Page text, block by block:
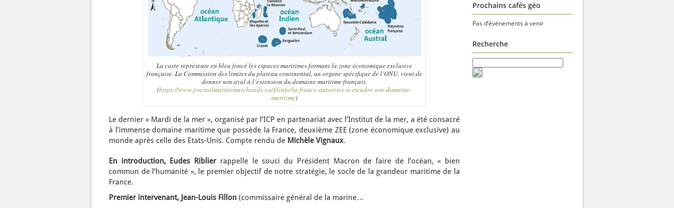
La carte représente en bleu foncé les espaces maritimes formant la zone économique exclusive
française. La Commission des limites du plateau continental, un organe spécifique de l’ONU, vient de
donner son aval à l’extension du domaine maritime français.
(https://www.journalmarinemarchande.eu/filinfo/la-france-autorisee-a-etendre-son-domaine-
maritime)
Le dernier « Mardi de la mer », organisé par l’ICP en partenariat avec l’Institut de la mer, a été consacré
à l’immense domaine maritime que possède la France, deuxième ZEE (zone économique exclusive) au
monde après celle des Etats-Unis. Compte rendu de Michèle Vignaux.
En introduction, Eudes Riblierrappelle le souci du Président Macron de faire de l’océan, « bien
commun de l’humanité », le premier objectif de notre stratégie, le socle de la grandeur maritime de la
France.
Premier intervenant, Jean-Louis Fillon (commissaire général de la marine…
Prochains cafés géo
Pas d’événements à venir
Recherche